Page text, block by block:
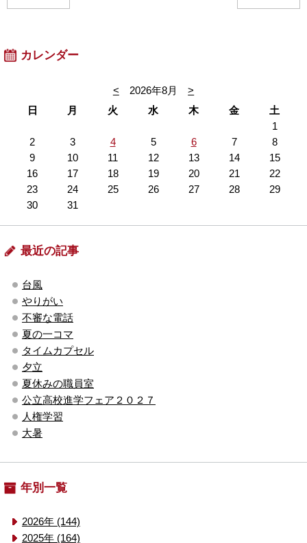
カレンダー
< 2026年8月
>
日
月 火 水 木 金
土
1
2
3 4 5 6 7
8
9
10 11 12 13 14
15
16
17 18 19 20 21
22
23
24 25 26 27 28
29
30
31
最近の記事
台風
やりがい
不審な電話
夏の一コマ
タイムカプセル
夕立
夏休みの職員室
公立高校進学フェア２０２７
人権学習
大暑
年別一覧
2026年 (144)
2025年 (164)